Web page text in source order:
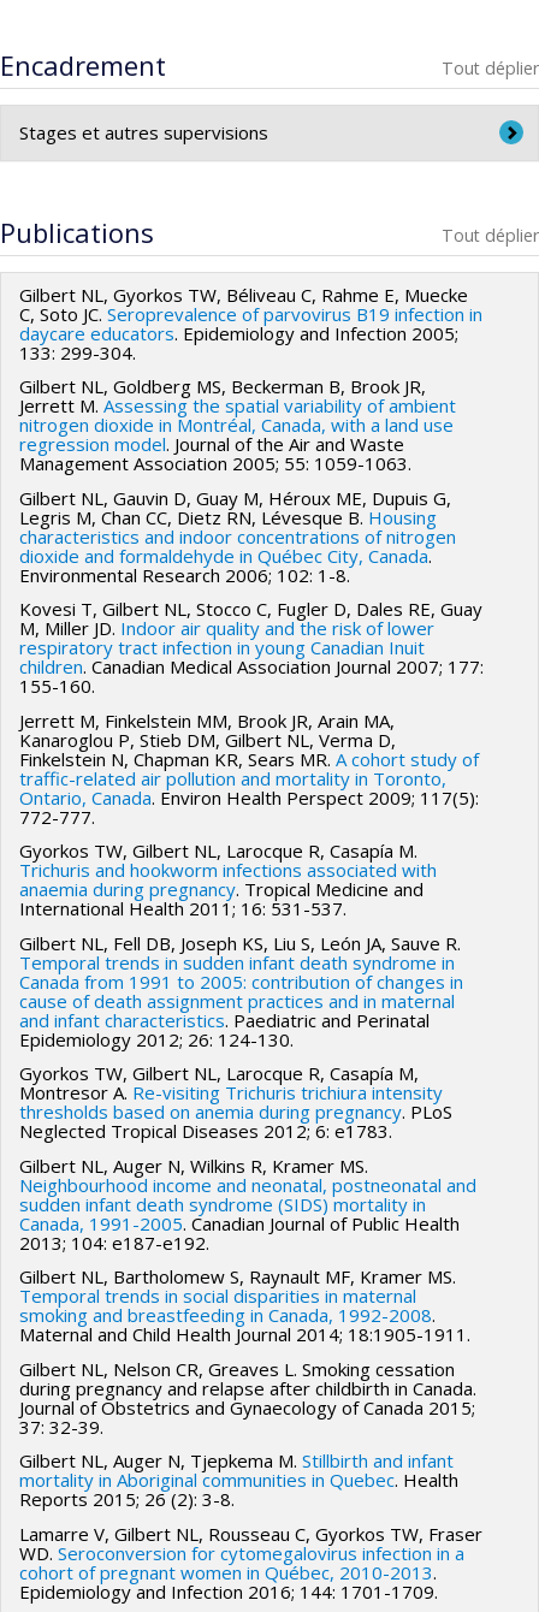
santé publique (JASP) 2012. Montréal, 27 novembre
2012.
Co-responsable de la Journée thématique
les couvertures vaccinales pour mieux protéger
dans
Co-responsable de la Journée thématiqueVaccins
!dans le cadre des Journées annuelles de santé
publique (JASP) 2019. Montréal, 27 novembre 2019.
Co-responsable de la Journée thématiqueLa
vaccination en temps de pandémie; qu'avons-nous
appris?dans le cadre des Journées annuelles de santé
publique (JASP) 2023. Montréal, 14 mars 2023.
Reproductive Age
, Organisation Mondiale de la santé (2017)
Encadrement Tout déplier
Stages et autres supervisions
Laurence Caron-Poulin, maîtrise en santé publique,
Université de Montréal (2015)
Noushon Farmanara Bozorgzad, Master of Science in
Public Health, Université McGill (2016)
Simone Périnet, maîtrise en santé publique, Université
de Montréal (2016)
Maxime Roy, maîtrise en santé publique, Université de
Montréal (2017)
Eugénie Samson, Master of Science in Public Health,
Université McGill (2019)
Teodor Matei, maîtrise en santé publique, Université
de Montréal (2019)
Donalyne-Joy Baysac, maîtrise en santé publique,
Université de Montréal (2021)
David Guan, maîtrise en santé publique, Université de
Montréal (2021)
Publications Tout déplier
Gilbert NL, Gyorkos TW, Béliveau C, Rahme E, Muecke
C, Soto JC. Seroprevalence of parvovirus B19 infection in
daycare educators. Epidemiology and Infection 2005;
133: 299-304.
Gilbert NL, Goldberg MS, Beckerman B, Brook JR,
Jerrett M. Assessing the spatial variability of ambient
nitrogen dioxide in Montréal, Canada, with a land use
regression model. Journal of the Air and Waste
Management Association 2005; 55: 1059-1063.
Gilbert NL, Gauvin D, Guay M, Héroux ME, Dupuis G,
Legris M, Chan CC, Dietz RN, Lévesque B. Housing
characteristics and indoor concentrations of nitrogen
dioxide and formaldehyde in Québec City, Canada.
Environmental Research 2006; 102: 1-8.
Kovesi T, Gilbert NL, Stocco C, Fugler D, Dales RE, Guay
M, Miller JD. Indoor air quality and the risk of lower
respiratory tract infection in young Canadian Inuit
children. Canadian Medical Association Journal 2007; 177:
155-160.
Jerrett M, Finkelstein MM, Brook JR, Arain MA,
Kanaroglou P, Stieb DM, Gilbert NL, Verma D,
Finkelstein N, Chapman KR, Sears MR. A cohort study of
traffic-related air pollution and mortality in Toronto,
Ontario, Canada. Environ Health Perspect 2009; 117(5):
772-777.
Gyorkos TW, Gilbert NL, Larocque R, Casapía M.
Trichuris and hookworm infections associated with
anaemia during pregnancy. Tropical Medicine and
International Health 2011; 16: 531-537.
Gilbert NL, Fell DB, Joseph KS, Liu S, León JA, Sauve R.
Temporal trends in sudden infant death syndrome in
Canada from 1991 to 2005: contribution of changes in
cause of death assignment practices and in maternal
and infant characteristics. Paediatric and Perinatal
Epidemiology 2012; 26: 124-130.
Gyorkos TW, Gilbert NL, Larocque R, Casapía M,
Montresor A. Re-visiting Trichuris trichiura intensity
thresholds based on anemia during pregnancy. PLoS
Neglected Tropical Diseases 2012; 6: e1783.
Gilbert NL, Auger N, Wilkins R, Kramer MS.
Neighbourhood income and neonatal, postneonatal and
sudden infant death syndrome (SIDS) mortality in
Canada, 1991-2005. Canadian Journal of Public Health
2013; 104: e187-e192.
Gilbert NL, Bartholomew S, Raynault MF, Kramer MS.
Temporal trends in social disparities in maternal
smoking and breastfeeding in Canada, 1992-2008.
Maternal and Child Health Journal 2014; 18:1905-1911.
Gilbert NL, Nelson CR, Greaves L. Smoking cessation
during pregnancy and relapse after childbirth in Canada.
Journal of Obstetrics and Gynaecology of Canada 2015;
37: 32-39.
Gilbert NL, Auger N, Tjepkema M. Stillbirth and infant
mortality in Aboriginal communities in Quebec. Health
Reports 2015; 26 (2): 3-8.
Lamarre V, Gilbert NL, Rousseau C, Gyorkos TW, Fraser
WD. Seroconversion for cytomegalovirus infection in a
cohort of pregnant women in Québec, 2010-2013.
Epidemiology and Infection 2016; 144: 1701-1709.